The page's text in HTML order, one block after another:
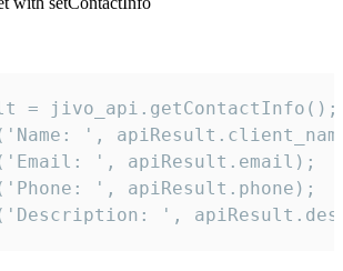
= jivo_api.getContactInfo();
',
', apiResult.email);
', apiResult.phone);
',